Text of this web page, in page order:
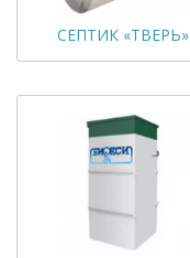
СЕПТИК «ТВЕРЬ»